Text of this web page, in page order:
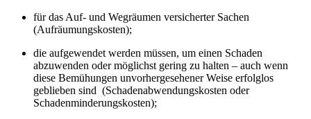
für das Auf- und Wegräumen versicherter Sachen
(Aufräumungskosten);
die aufgewendet werden müssen, um einen Schaden
abzuwenden oder möglichst gering zu halten – auch wenn
diese Bemühungen unvorhergesehener Weise erfolglos
geblieben sind (Schadenabwendungskosten oder
Schadenminderungskosten);